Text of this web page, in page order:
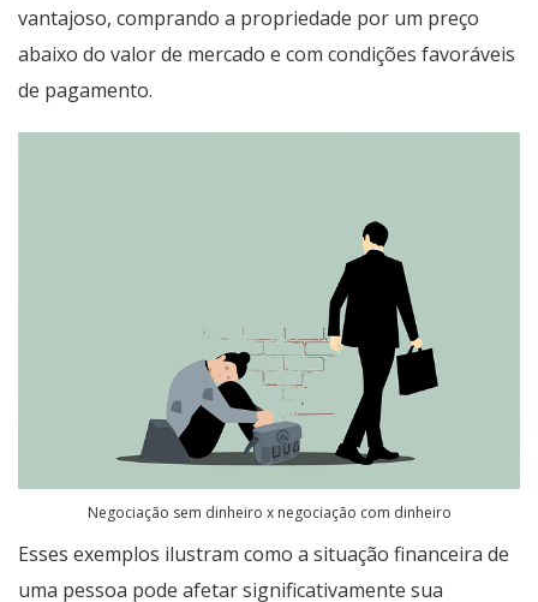
vantajoso, comprando a propriedade por um preço
abaixo do valor de mercado e com condições favoráveis
de pagamento.
Negociação sem dinheiro x negociação com dinheiro
Esses exemplos ilustram como a situação financeira de
uma pessoa pode afetar significativamente sua